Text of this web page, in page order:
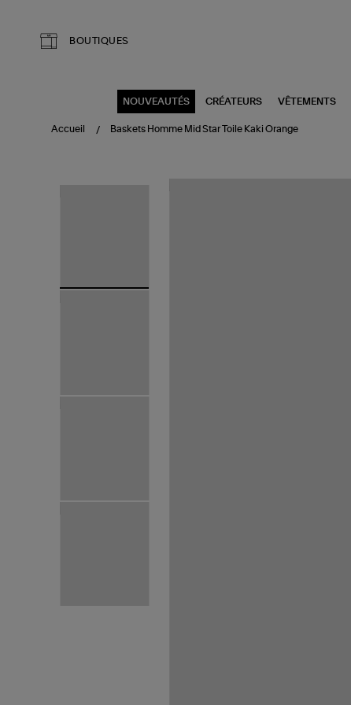
BOUTIQUES
NOUVEAUTÉS CRÉATEURS VÊTEMENTS
Accueil Baskets Homme Mid Star Toile Kaki Orange